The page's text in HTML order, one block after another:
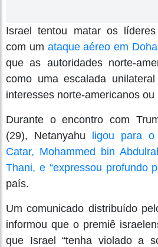
Israel tentou matar os
com um ataque aéreo em Doha
que as autoridades norte-
como uma escalada
interesses norte-americanos ou
Durante o encontro com
(29), Netanyahu
ligou para o
Catar, Mohammed bin
Thani, e “expressou profundo
país.
Um comunicado distribuído
informou que o premiê
que Israel “tenha violado a